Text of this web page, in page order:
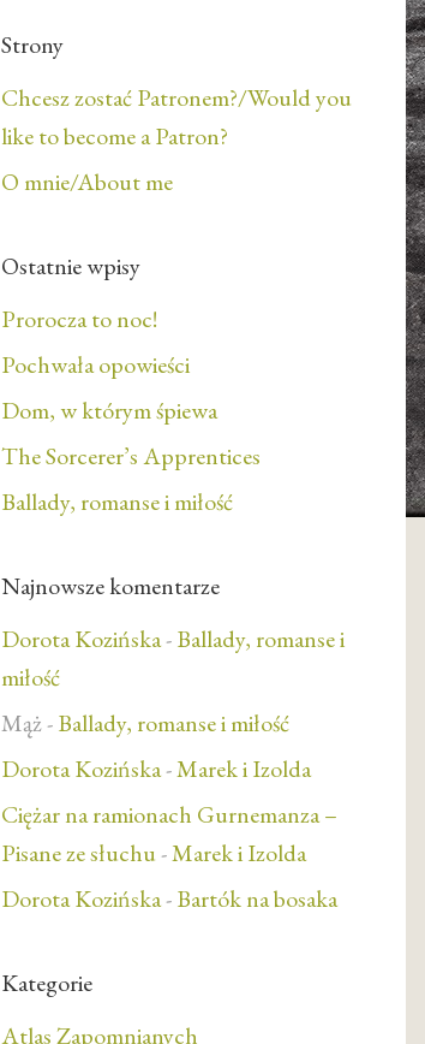
Strony
Chcesz zostać Patronem?/Would you
like to become a Patron?
O mnie/About me
Ostatnie wpisy
Prorocza to noc!
Pochwała opowieści
Dom, w którym śpiewa
The Sorcerer’s Apprentices
Ballady, romanse i miłość
Najnowsze komentarze
Dorota Kozińska-Ballady, romanse i
miłość
Mąż-Ballady, romanse i miłość
Dorota Kozińska-Marek i Izolda
Ciężar na ramionach Gurnemanza –
Pisane ze słuchu-Marek i Izolda
Dorota Kozińska-Bartók na bosaka
Kategorie
Atlas Zapomnianych